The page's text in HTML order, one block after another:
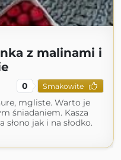
z malinami i
0 Smakowite
mgliste. Warto je
śniadaniem. Kasza
jak i na słodko.